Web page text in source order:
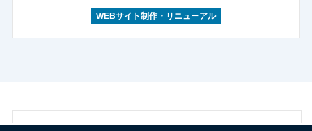
WEBサイト制作・リニューアル